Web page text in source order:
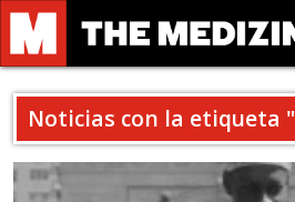
Noticias con la etiqueta "